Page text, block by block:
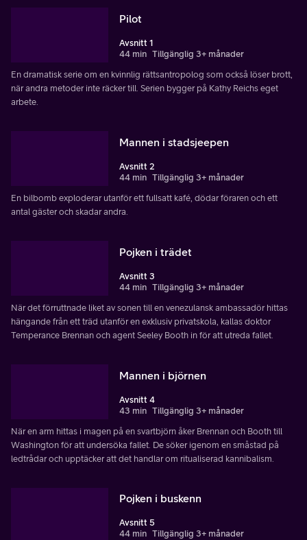
Pilot
Avsnitt 1
44 min Tillgänglig 3+ månader
En dramatisk serie om en kvinnlig rättsantropolog som också löser brott,
när andra metoder inte räcker till. Serien bygger på Kathy Reichs eget
arbete.
Mannen i stadsjeepen
Avsnitt 2
44 min Tillgänglig 3+ månader
En bilbomb exploderar utanför ett fullsatt kafé, dödar föraren och ett
antal gäster och skadar andra.
Pojken i trädet
Avsnitt 3
44 min Tillgänglig 3+ månader
När det förruttnade liket av sonen till en venezulansk ambassadör hittas
hängande från ett träd utanför en exklusiv privatskola, kallas doktor
Temperance Brennan och agent Seeley Booth in för att utreda fallet.
Mannen i björnen
Avsnitt 4
43 min Tillgänglig 3+ månader
När en arm hittas i magen på en svartbjörn åker Brennan och Booth till
Washington för att undersöka fallet. De söker igenom en småstad på
ledtrådar och upptäcker att det handlar om ritualiserad kannibalism.
Pojken i buskenn
Avsnitt 5
44 min Tillgänglig 3+ månader